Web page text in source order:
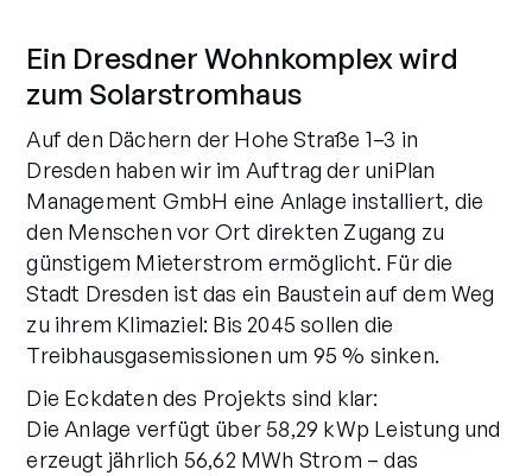
Ein Dresdner Wohnkomplex wird
zum Solarstromhaus
Auf den Dächern der Hohe Straße 1–3 in
Dresden haben wir im Auftrag der uniPlan
Management GmbH eine Anlage installiert, die
den Menschen vor Ort direkten Zugang zu
günstigem Mieterstrom ermöglicht. Für die
Stadt Dresden ist das ein Baustein auf dem Weg
zu ihrem Klimaziel: Bis 2045 sollen die
Treibhausgasemissionen um 95 % sinken.
Die Eckdaten des Projekts sind klar:
Die Anlage verfügt über 58,29 kWp Leistung und
erzeugt jährlich 56,62 MWh Strom – das